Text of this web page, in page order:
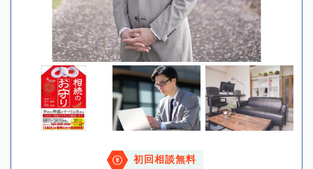
初回相談無料